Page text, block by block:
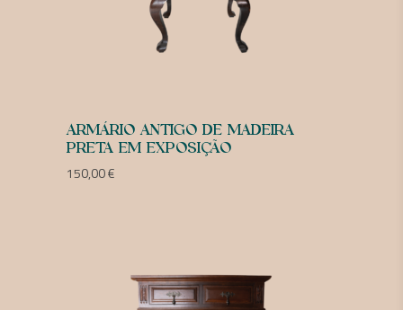
ARMÁRIO ANTIGO DE MADEIRA
PRETA EM EXPOSIÇÃO
150,00€